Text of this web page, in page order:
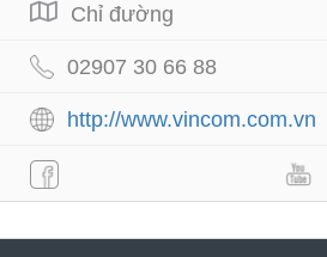
Chỉ đường
02907 30 66 88
http://www.vincom.com.vn